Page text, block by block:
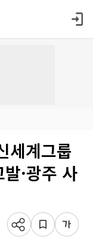
세계그룹
·광주 사